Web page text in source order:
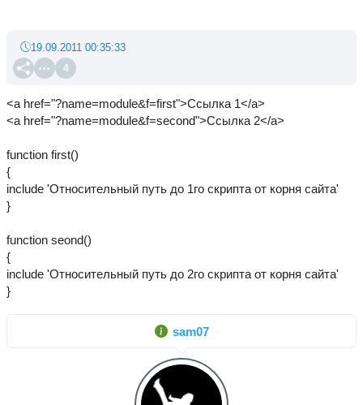
4
19.09.2011 00:35:33
<a href="?name=module&f=first">Ссылка 1</a>
<a href="?name=module&f=second">Ссылка 2</a>
function first()
{
include 'Относительный путь до 1го скрипта от корня сайта'
}
function seond()
{
include 'Относительный путь до 2го скрипта от корня сайта'
}
sam07